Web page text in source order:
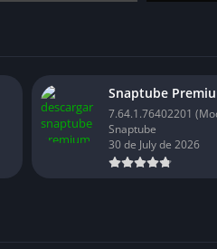
Snaptube
7.64.1.76402201
Snaptube
30 de July de 2026